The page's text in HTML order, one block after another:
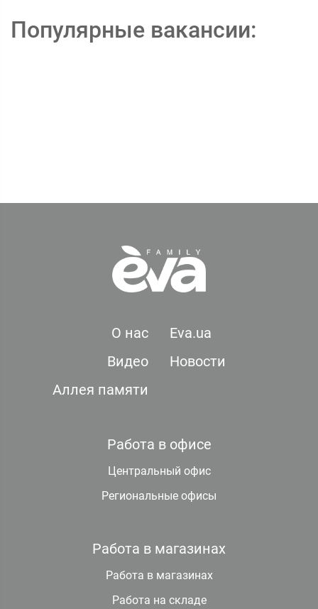
Популярные вакансии:
О нас
Eva.ua
Видео
Новости
Аллея памяти
Работа в офисе
Центральный офис
Региональные офисы
Работа в магазинах
Работа в магазинах
Работа на складе